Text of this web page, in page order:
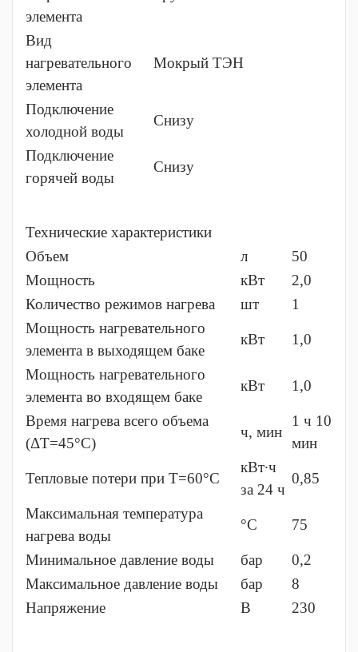
элемента
Вид
нагревательного
элемента
Мокрый ТЭН
Подключение
холодной воды
Снизу
Подключение
горячей воды
Снизу
Технические характеристики
Объем
л
50
Мощность
кВт
2,0
Количество режимов нагрева
шт
1
Мощность нагревательного
элемента в выходящем баке
кВт 1,0
Мощность нагревательного
элемента во входящем баке
кВт 1,0
Время нагрева всего объема
(ΔT=45°С)
ч, мин
1 ч 10
мин
Тепловые потери при T=60°С
кВт∙ч
за 24 ч
0,85
Максимальная температура
нагрева воды
°С 75
Минимальное давление воды бар
0,2
Максимальное давление воды
бар
8
Напряжение
В 230